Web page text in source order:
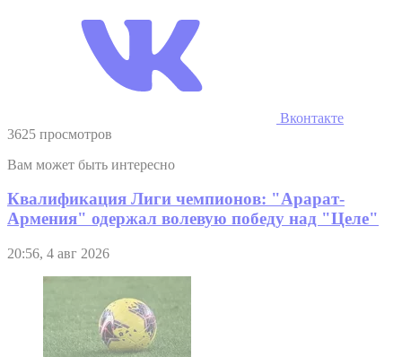
Вконтакте
3625 просмотров
Вам может быть интересно
Квалификация Лиги чемпионов: "Арарат-
Армения" одержал волевую победу над "Целе"
20:56, 4 авг 2026